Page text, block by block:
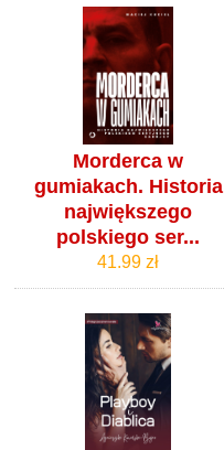
Morderca w
gumiakach. Historia
największego
polskiego ser...
41.99 zł